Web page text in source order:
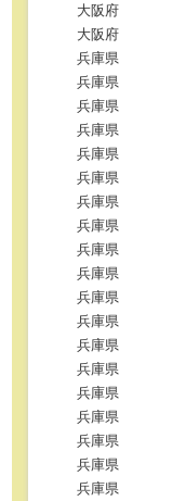
大阪府
大阪府
兵庫県
兵庫県
兵庫県
兵庫県
兵庫県
兵庫県
兵庫県
兵庫県
兵庫県
兵庫県
兵庫県
兵庫県
兵庫県
兵庫県
兵庫県
兵庫県
兵庫県
兵庫県
兵庫県